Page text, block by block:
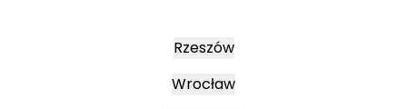
Rzeszów
Wrocław